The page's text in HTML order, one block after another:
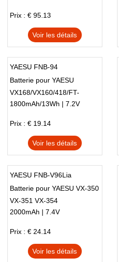
Prix : € 95.13
Voir les détails
YAESU FNB-94
Batterie pour YAESU
VX168/VX160/418/FT-
60R/FT270R
1800mAh/13Wh | 7.2V
Prix : € 19.14
Voir les détails
YAESU FNB-V96Lia
Batterie pour YAESU VX-350
VX-351 VX-354
2000mAh | 7.4V
Prix : € 24.14
Voir les détails